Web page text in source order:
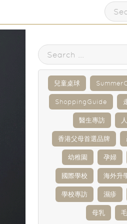
兒童桌球
ShoppingGuide
醫生專訪
香港父母首選品牌
幼稚園 孕婦
國際學校 海外升
學校專訪 濕疹
母乳